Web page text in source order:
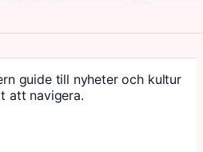
guide till nyheter och kultur
att navigera.